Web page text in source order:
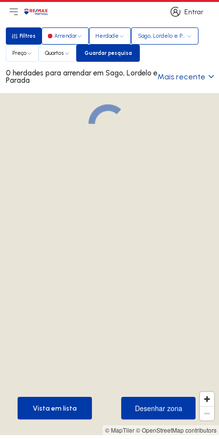
Entrar
Entrar
Abri menu principal
LogoIr para página inicial
Filtros
Filtros Arrendar Herdade Sago, Lordelo e Parada
Preço Quartos Guardar pesquisa
Guardar pesquisa
0 herdades para arrendar em Sago, Lordelo e
Parada Mais recente
© MapTiler© OpenStreetMap contributors
Desenhar zona
Desenhar zona
Vista em lista
Vista em lista